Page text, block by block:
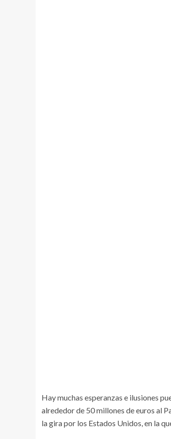
Hay muchas esperanzas e ilusiones
alrededor de 50 millones de euros al
la gira por los Estados Unidos, en la